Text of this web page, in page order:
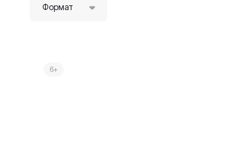
Формат
6+